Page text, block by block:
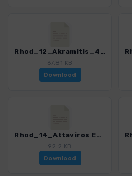
Rhod_12_Akramitis_4485_2.gpx
67.81 KB
Download
Rhod_14_Attaviros Embonas_4485_2.gpx
92.2 KB
Download